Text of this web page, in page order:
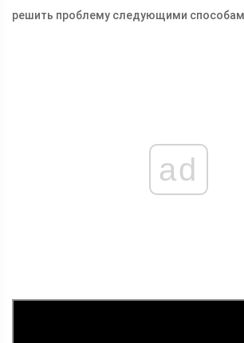
решить проблему следующими
ad